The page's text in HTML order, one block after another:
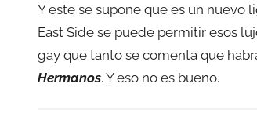
Y este se supone que es un nuevo
East Side se puede permitir esos
gay que tanto se comenta que
Hermanos. Y eso no es bueno.